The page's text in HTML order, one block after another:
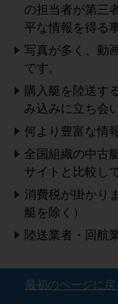
の担当者が第三
平な情報を得る
写真が多く、動
です。
購入艇を陸送す
み込みに立ち会
何より豊富な情
全国組織の中古
サイトと比較し
消費税が掛かり
艇を除く）
陸送業者・回航
最初のページに戻